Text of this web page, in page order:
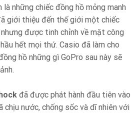
là những chiếc đồng hồ mỏng manh
giới thiệu đến thế giới một chiếc
được tinh chỉnh về mặt công
hết mọi thứ. Casio đã làm cho
hồ những gì GoPro sau này sẽ
đã được phát hành đầu tiên vào
chịu nước, chống sốc và dĩ nhiên với